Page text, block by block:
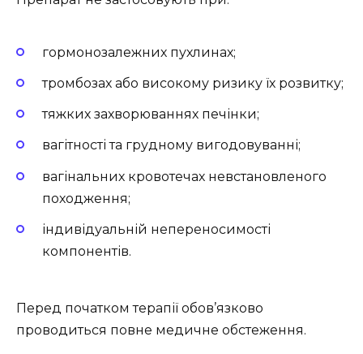
гормонозалежних пухлинах;
тромбозах або високому ризику їх розвитку;
тяжких захворюваннях печінки;
вагітності та грудному вигодовуванні;
вагінальних кровотечах невстановленого
походження;
індивідуальній непереносимості
компонентів.
Перед початком терапії обов’язково
проводиться повне медичне обстеження.